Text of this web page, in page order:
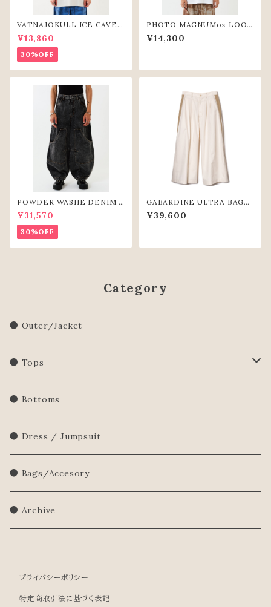
VATNAJOKULL ICE CAVE
L/S TEE(L.GRY)
¥13,860
30%OFF
PHOTO MAGNUMoz LOOS
E TEE(WHT)
¥14,300
POWDER WASHE DENIM C
URVE PANTS(BLK)
¥31,570
30%OFF
GABARDINE ULTRA BAGG
Y PANTS (IVR)
¥39,600
Category
● Outer/Jacket
● Tops
Shirts/Blouse
Sweatershirt
Sweater
● Bottoms
● Dress / Jumpsuit
● Bags/Accesory
● Archive
プライバシーポリシー
特定商取引法に基づく表記